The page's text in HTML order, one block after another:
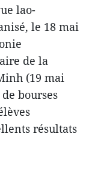
lao-
le 18 mai
de la
(19 mai
bourses
résultats